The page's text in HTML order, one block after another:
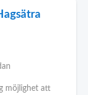
möjlighet att